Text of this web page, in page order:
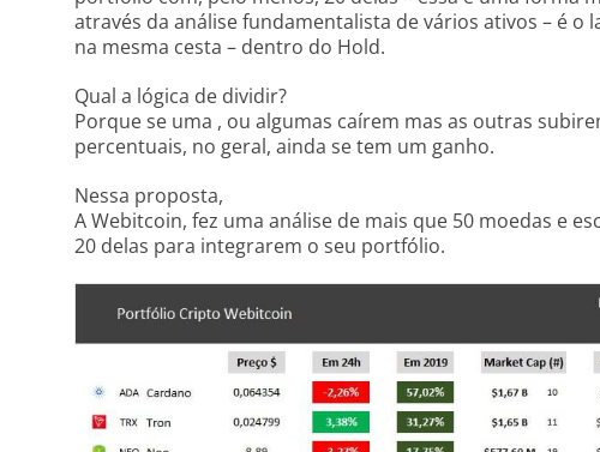
através da análise fundamentalista de vários ativos – é o
na mesma cesta – dentro do Hold.
Qual a lógica de dividir?
Porque se uma , ou algumas caírem mas as outras
percentuais, no geral, ainda se tem um ganho.
Nessa proposta,
A Webitcoin, fez uma análise de mais que 50 moedas e
20 delas para integrarem o seu portfólio.